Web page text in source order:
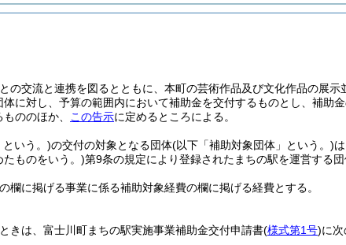
の交流と連携を図るとともに、本町の芸術作品及び文化作品の展示
に対し、予算の範囲内において補助金を交付するものとし、補助金
ののほか、 この告示に定めるところによる。
いう。)の交付の対象となる団体(以下「補助対象団体」という。)
ものをいう。)第9条の規定により登録されたまちの駅を運営する団
欄に掲げる事業に係る補助対象経費の欄に掲げる経費とする。
きは、富士川町まちの駅実施事業補助金交付申請書(様式第1号)に